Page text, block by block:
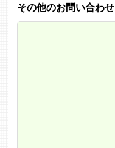
その他のお問い合わせ